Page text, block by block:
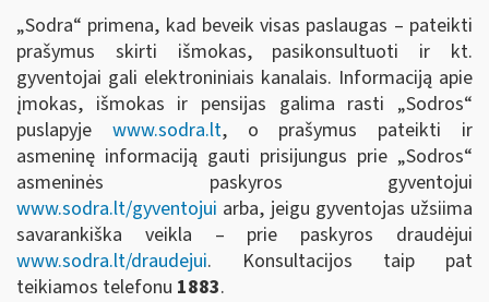
„Sodra“ primena, kad beveik visas paslaugas – pateikti
prašymus skirti išmokas, pasikonsultuoti ir kt.
gyventojai gali elektroniniais kanalais. Informaciją apie
įmokas, išmokas ir pensijas galima rasti „Sodros“
puslapyje www.sodra.lt, o prašymus pateikti ir
asmeninę informaciją gauti prisijungus prie „Sodros“
asmeninės paskyros gyventojui
www.sodra.lt/gyventojui arba, jeigu gyventojas užsiima
savarankiška veikla – prie paskyros draudėjui
www.sodra.lt/draudejui. Konsultacijos taip pat
teikiamos telefonu 1883.